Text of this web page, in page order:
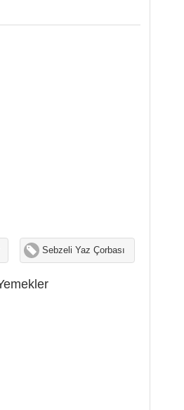
Sebzeli Yaz Çorbası